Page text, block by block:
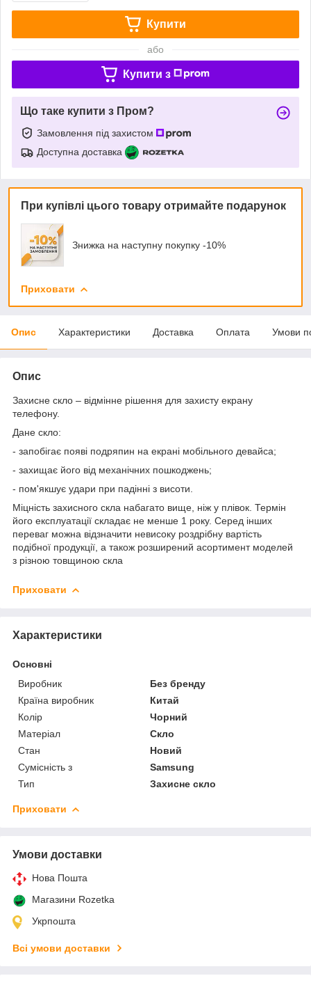
Купити
або
Купити з
Що таке купити з Пром?
Замовлення під захистом
Доступна доставка
При купівлі цього товару отримайте подарунок
Знижка на наступну покупку -10%
Приховати
Опис Характеристики Доставка Оплата Умови
Опис
Захисне скло – відмінне рішення для захисту екрану
телефону.
Дане скло:
- запобігає появі подряпин на екрані мобільного девайса;
- захищає його від механічних пошкоджень;
- пом'якшує удари при падінні з висоти.
Міцність захисного скла набагато вище, ніж у плівок. Термін
його експлуатації складає не менше 1 року. Серед інших
переваг можна відзначити невисоку роздрібну вартість
подібної продукції, а також розширений асортимент моделей
з різною товщиною скла
Приховати
Характеристики
Основні
Виробник
Без бренду
Країна виробник
Китай
Колір
Чорний
Матеріал
Скло
Стан
Новий
Сумісність з
Samsung
Тип
Захисне скло
Приховати
Умови доставки
Нова Пошта
Магазини Rozetka
Укрпошта
Всі умови доставки